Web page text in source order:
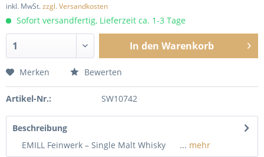
inkl. MwSt.zzgl. Versandkosten
Sofort versandfertig, Lieferzeit ca. 1-3 Tage
In den Warenkorb
Merken Bewerten
Artikel-Nr.: SW10742
Beschreibung
EMILL Feinwerk – Single Malt Whisky ... mehr